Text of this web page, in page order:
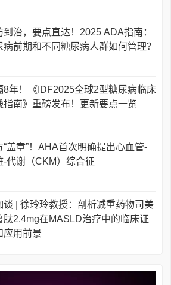
到治，要点直达！2025 ADA指南：
病前期和不同糖尿病人群如何管理？
8年！《IDF2025全球2型糖尿病临床
指南》重磅发布！更新要点一览
“盖章”！AHA首次明确提出心血管-
-代谢（CKM）综合征
谈 | 徐玲玲教授：剖析减重药物司美
肽2.4mg在MASLD治疗中的临床证
应用前景